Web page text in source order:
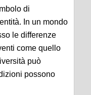
di
In un mondo
le differenze
come quello
può
possono